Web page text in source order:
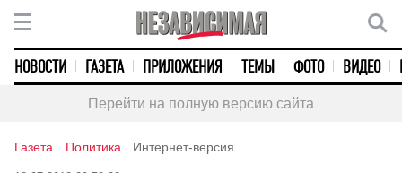
НОВОСТИ ГАЗЕТА ПРИЛОЖЕНИЯ ТЕМЫ ФОТО ВИДЕО
Перейти на полную версию сайта
Газета Политика Интернет-версия